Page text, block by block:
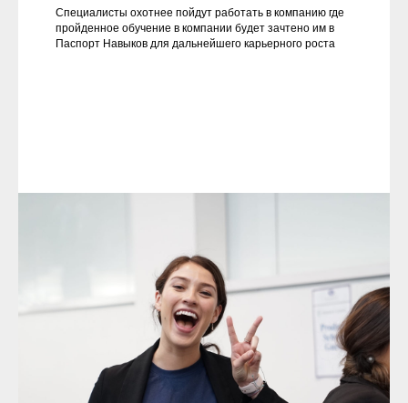
Специалисты охотнее пойдут работать в компанию где
пройденное обучение в компании будет зачтено им в
Паспорт Навыков для дальнейшего карьерного роста